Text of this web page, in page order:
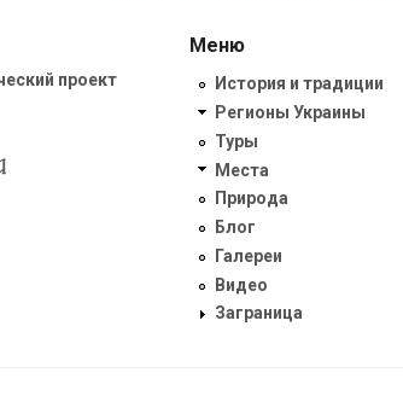
проект
Меню
История и традиции
Регионы Украины
Туры
Места
Природа
Блог
Галереи
Видео
Заграница